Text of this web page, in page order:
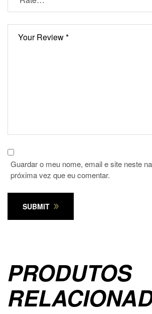
Guardar o meu nome, email e site neste
próxima vez que eu comentar.
SUBMIT
PRODUTOS